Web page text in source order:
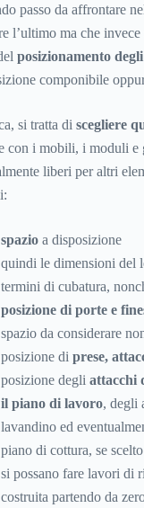
passo da affrontare
l’ultimo ma che
posizionamento
componibile
si tratta di scegliere
con i mobili, i moduli e
liberi per altri
spazioa disposizione
quindi le dimensioni del
termini di cubatura,
posizione di porte e
spazio da considerare
posizione di prese,
posizione degli attacchi
il piano di lavoro, degli
lavandino ed
piano di cottura, se
si possano fare lavori di
costruita partendo da